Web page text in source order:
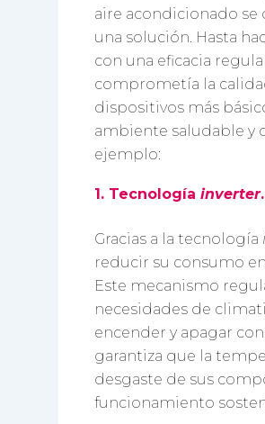
aire acondicionado
una solución. Hasta
con una eficacia
comprometía la
dispositivos más
ambiente saludable y
ejemplo:
1. Tecnología inverter.
Gracias a la tecnología
reducir su consumo
Este mecanismo
necesidades de
encender y apagar
garantiza que la
desgaste de sus
funcionamiento